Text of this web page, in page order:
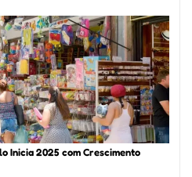
R$
Milhão
com
em
São
Paulo
Inicia 2025 com Crescimento